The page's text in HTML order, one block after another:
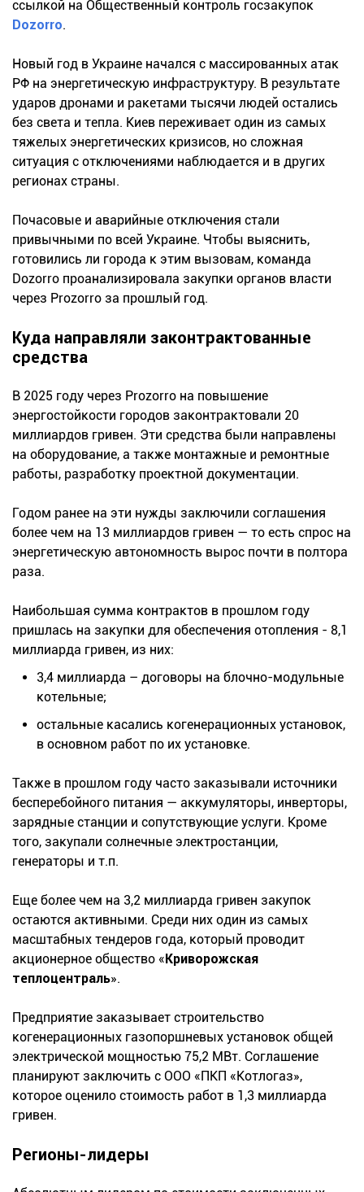
ссылкой на Общественный контроль госзакупок
Dozorro.
Новый год в Украине начался с массированных атак
РФ на энергетическую инфраструктуру. В результате
ударов дронами и ракетами тысячи людей остались
без света и тепла. Киев переживает один из самых
тяжелых энергетических кризисов, но сложная
ситуация с отключениями наблюдается и в других
регионах страны.
Почасовые и аварийные отключения стали
привычными по всей Украине. Чтобы выяснить,
готовились ли города к этим вызовам, команда
Dozorro проанализировала закупки органов власти
через Prozorro за прошлый год.
Куда направляли законтрактованные
средства
В 2025 году через Prozorro на повышение
энергостойкости городов законтрактовали 20
миллиардов гривен. Эти средства были направлены
на оборудование, а также монтажные и ремонтные
работы, разработку проектной документации.
Годом ранее на эти нужды заключили соглашения
более чем на 13 миллиардов гривен — то есть спрос на
энергетическую автономность вырос почти в полтора
раза.
Наибольшая сумма контрактов в прошлом году
пришлась на закупки для обеспечения отопления - 8,1
миллиарда гривен, из них:
3,4 миллиарда – договоры на блочно-модульные
котельные;
остальные касались когенерационных установок,
в основном работ по их установке.
Также в прошлом году часто заказывали источники
бесперебойного питания — аккумуляторы, инверторы,
зарядные станции и сопутствующие услуги. Кроме
того, закупали солнечные электростанции,
генераторы и т.п.
Еще более чем на 3,2 миллиарда гривен закупок
остаются активными. Среди них один из самых
масштабных тендеров года, который проводит
акционерное общество «Криворожская
теплоцентраль».
Предприятие заказывает строительство
когенерационных газопоршневых установок общей
электрической мощностью 75,2 МВт. Соглашение
планируют заключить с ООО «ПКП «Котлогаз»,
которое оценило стоимость работ в 1,3 миллиарда
гривен.
Регионы-лидеры